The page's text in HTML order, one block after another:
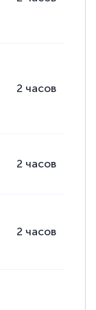
2 часов
2 часов
2 часов